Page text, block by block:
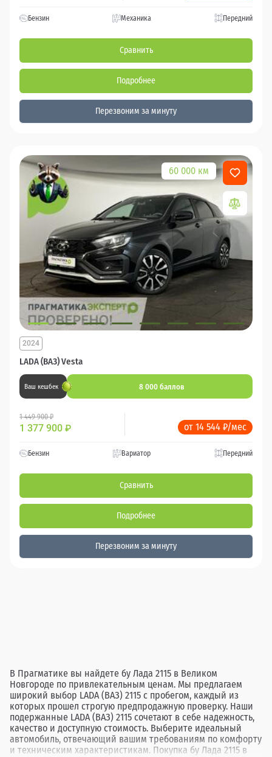
Бензин Механика Передний
Сравнить
Подробнее
Перезвоним за минуту
60 000 км
LADA (ВАЗ) Vesta
2024
Ваш кешбек 8 000 баллов
1 449 900 ₽
1 377 900 ₽ от 14 544 ₽/мес
Бензин Вариатор Передний
Сравнить
Подробнее
Перезвоним за минуту
В Прагматике вы найдете бу Лада 2115 в Великом
Новгороде по привлекательным ценам. Мы предлагаем
широкий выбор LADA (ВАЗ) 2115 с пробегом, каждый из
которых прошел строгую предпродажную проверку. Наши
подержанные LADA (ВАЗ) 2115 сочетают в себе надежность,
качество и доступную стоимость. Выберите идеальный
автомобиль, отвечающий вашим требованиям по комфорту
и техническим характеристикам. Покупка бу Лада 2115 в